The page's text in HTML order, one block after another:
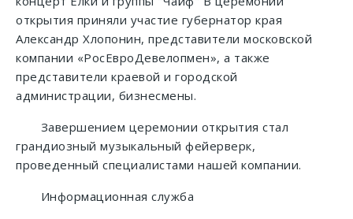
открытия приняли участие губернатор края
Александр Хлопонин, представители московской
компании «РосЕвроДевелопмен», а также
представители краевой и городской
администрации, бизнесмены.
Завершением церемонии открытия стал
грандиозный музыкальный фейерверк,
проведенный специалистами нашей компании.
Информационная служба